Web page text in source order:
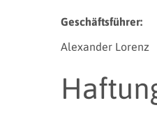
Geschäftsführer:
Alexander Lorenz